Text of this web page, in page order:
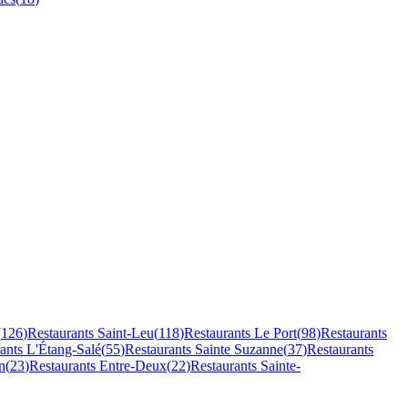
126)Restaurants Saint-Leu(118)Restaurants Le Port(98)Restaurants
L'Étang-Salé(55)Restaurants Sainte Suzanne(37)Restaurants
(23)Restaurants Entre-Deux(22)Restaurants Sainte-